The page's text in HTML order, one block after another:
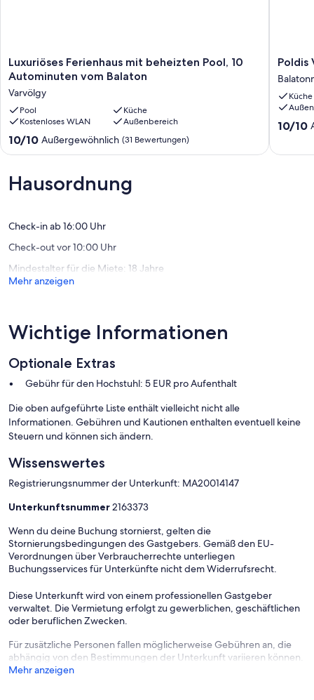
Luxuriöses
Ferienhaus
beheizten
Pool,
10
Autominuten
vom
Varvölgy
Luxuriöses Ferienhaus mit beheizten Pool, 10
Autominuten vom Balaton
Varvölgy
Pool
Küche
Kostenloses WLAN
Außenbereich
10.0
von
Außergewöhnlich,
(31
10/10 Außergewöhnlich (31 Bewertungen)
Poldis
Villa
nur
50
m
zum
Küche
10.0
10/10
Hausordnung
Check-in ab 16:00 Uhr
Check-out vor 10:00 Uhr
Mindestalter für die Miete: 18 Jahre
Mehr anzeigen
Wichtige Informationen
Optionale Extras
Gebühr für den Hochstuhl: 5 EUR pro Aufenthalt
Die oben aufgeführte Liste enthält vielleicht nicht alle
Informationen. Gebühren und Kautionen enthalten eventuell keine
Steuern und können sich ändern.
Wissenswertes
Registrierungsnummer der Unterkunft: MA20014147
Unterkunftsnummer2163373
Wenn du deine Buchung stornierst, gelten die
Stornierungsbedingungen des Gastgebers. Gemäß den EU-
Verordnungen über Verbraucherrechte unterliegen
Buchungsservices für Unterkünfte nicht dem Widerrufsrecht.
Diese Unterkunft wird von einem professionellen Gastgeber
verwaltet. Die Vermietung erfolgt zu gewerblichen, geschäftlichen
oder beruflichen Zwecken.
Für zusätzliche Personen fallen möglicherweise Gebühren an, die
abhängig von den Bestimmungen der Unterkunft variieren können.
Mehr anzeigen